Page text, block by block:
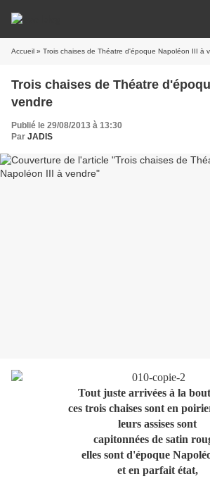
Accueil » Trois chaises de Théatre d'époque Napoléon III à
Trois chaises de Théatre
vendre
Publié le 29/08/2013 à 13:30
Par JADIS
Tout juste arrivées à la
ces trois chaises sont en
leurs assises sont
capitonnées de satin
elles sont d'époque
et en parfait état,